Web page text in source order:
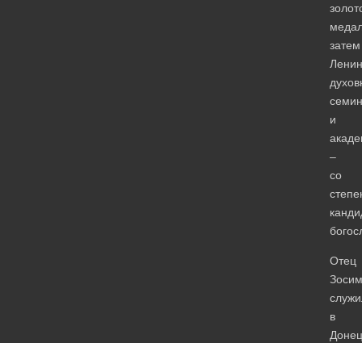
затем
и
–
со
Отец
в